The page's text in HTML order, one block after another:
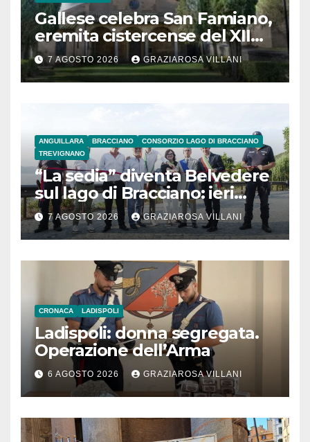
Gallese celebra San Famiano,
eremita cistercense del XII
secolo
7 AGOSTO 2026 GRAZIAROSA VILLANI
ANGUILLARA BRACCIANO
CONSORZIO LAGO DI BRACCIANO
TREVIGNANO
“La sedia” diventa Belvedere
sul lago di Bracciano: ieri
l’inaugurazione
7 AGOSTO 2026 GRAZIAROSA VILLANI
CRONACA LADISPOLI
Ladispoli: donna segregata.
Operazione dell’Arma
6 AGOSTO 2026 GRAZIAROSA VILLANI